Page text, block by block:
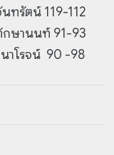
ทรัตน์ 119-112
กษานนท์ 91-93
าโรจน์ 90 -98